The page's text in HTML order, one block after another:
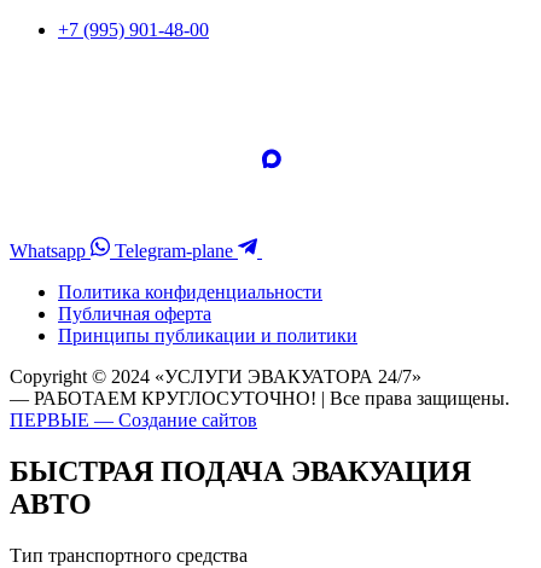
+7 (995) 901-48-00
Whatsapp
Telegram-plane
Политика конфиденциальности
Публичная оферта
Принципы публикации и политики
Copyright © 2024 «УСЛУГИ ЭВАКУАТОРА 24/7»
— РАБОТАЕМ КРУГЛОСУТОЧНО! | Все права защищены.
ПЕРВЫЕ — Создание сайтов
БЫСТРАЯ ПОДАЧА ЭВАКУАЦИЯ
АВТО
Тип транспортного средства